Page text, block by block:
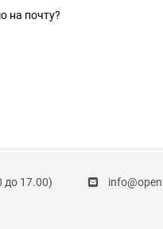
на почту?
до 17.00)